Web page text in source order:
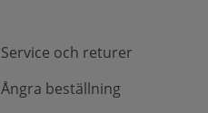
Service och returer
Ångra beställning